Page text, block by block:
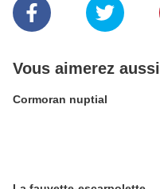
Vous aimerez aussi
Cormoran nuptial